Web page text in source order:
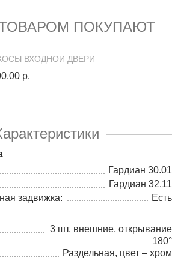
ПОКУПАЮТ
ВХОДНОЙ ДВЕРИ
р.
Гардиан 30.01
Гардиан 32.11
задвижка:
Есть
3 шт. внешние, открывание
180°
Раздельная, цвет – хром